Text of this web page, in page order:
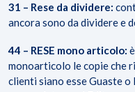
31 – Rese da dividere:
ancora sono da dividere e
44 – RESE mono articolo:
monoarticolo le copie che
clienti siano esse Guaste o